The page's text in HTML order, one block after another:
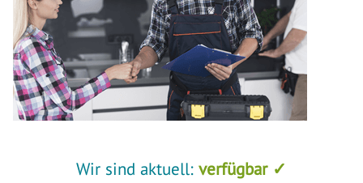
Wir sind aktuell: verfügbar ✓